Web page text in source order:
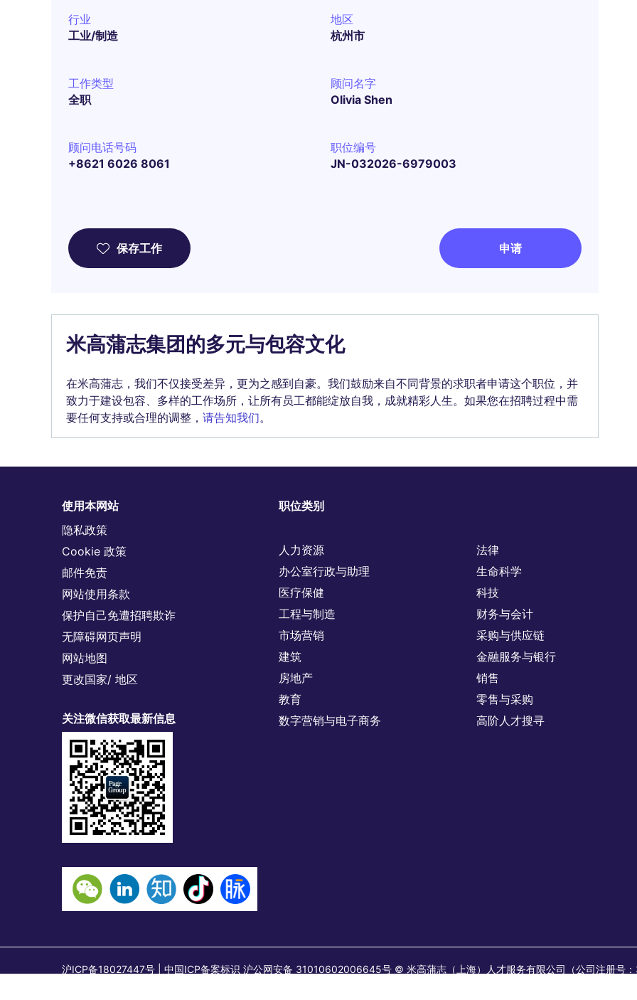
行业
工业/制造
地区
杭州市
工作类型
全职
顾问名字
Olivia Shen
顾问电话号码
+8621 6026 8061
职位编号
JN-032026-6979003
保存工作 申请
米高蒲志集团的多元与包容文化
在米高蒲志，我们不仅接受差异，更为之感到自豪。我们鼓励来自不同背景的求职者申请这个职位，并
致力于建设包容、多样的工作场所，让所有员工都能绽放自我，成就精彩人生。如果您在招聘过程中需
要任何支持或合理的调整， 请告知我们。
使用本网站
隐私政策
Cookie 政策
邮件免责
网站使用条款
保护自己免遭招聘欺诈
无障碍网页声明
网站地图
更改国家/ 地区
关注微信获取最新信息
职位类别
人力资源
办公室行政与助理
医疗保健
工程与制造
市场营销
建筑
房地产
教育
数字营销与电子商务
法律
生命科学
科技
财务与会计
采购与供应链
金融服务与银行
销售
零售与采购
高阶人才搜寻
沪ICP备18027447号 | 中国ICP备案标识 沪公网安备 31010602006645号 © 米高蒲志（上海）人才服务有限公司（公司注册号